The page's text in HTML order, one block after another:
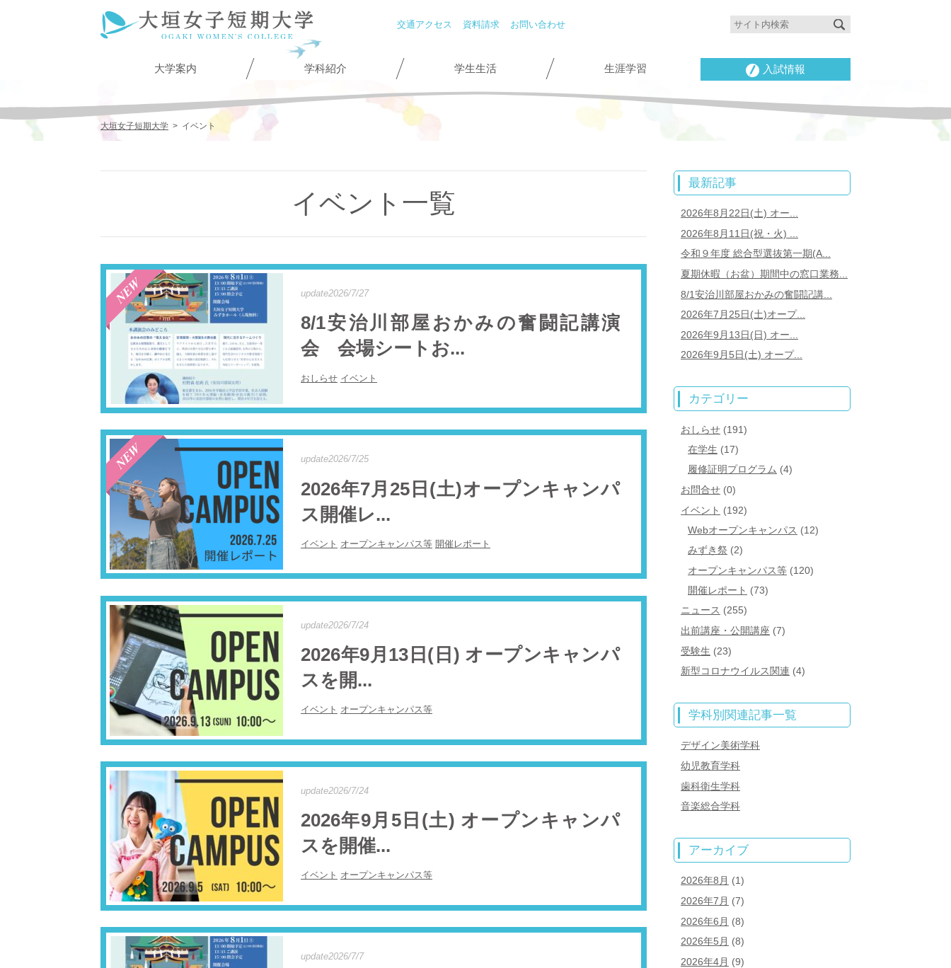
交通アクセス 資料請求 お問い合わせ
大学案内 学科紹介 学生生活 生涯学習 入試情報
大垣女子短期大学 > イベント
イベント一覧
update2026/7/27
8/1安治川部屋おかみの奮闘記講演
会 会場シートお...
おしらせ イベント
update2026/7/25
2026年7月25日(土)オープンキャンパ
ス開催レ...
イベント オープンキャンパス等 開催レポート
update2026/7/24
2026年9月13日(日) オープンキャンパ
スを開...
イベント オープンキャンパス等
update2026/7/24
2026年9月5日(土) オープンキャンパ
スを開催...
イベント オープンキャンパス等
update2026/7/7
最新記事
2026年8月22日(土) オー...
2026年8月11日(祝・火) ...
令和９年度 総合型選抜第一期(A...
夏期休暇（お盆）期間中の窓口業務...
8/1安治川部屋おかみの奮闘記講...
2026年7月25日(土)オープ...
2026年9月13日(日) オー...
2026年9月5日(土) オープ...
カテゴリー
おしらせ (191)
在学生 (17)
履修証明プログラム (4)
お問合せ (0)
イベント (192)
Webオープンキャンパス (12)
みずき祭 (2)
オープンキャンパス等 (120)
開催レポート (73)
ニュース (255)
出前講座・公開講座 (7)
受験生 (23)
新型コロナウイルス関連 (4)
学科別関連記事一覧
デザイン美術学科
幼児教育学科
歯科衛生学科
音楽総合学科
アーカイブ
2026年8月 (1)
2026年7月 (7)
2026年6月 (8)
2026年5月 (8)
2026年4月 (9)